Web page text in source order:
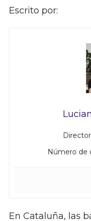
Escrito por:
Número de
En Cataluña, las